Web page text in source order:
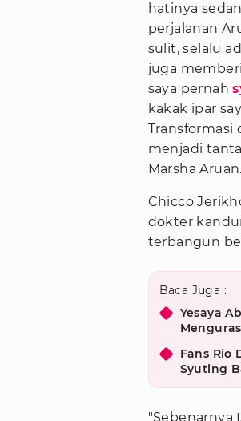
hatinya
perjalanan
sulit, selalu
juga
saya pernah
kakak ipar
Transformasi
menjadi
Marsha Aruan.
Chicco
dokter
terbangun
Baca Juga :
Yesaya
Fans Rio
Syuting
"Sebenarnya